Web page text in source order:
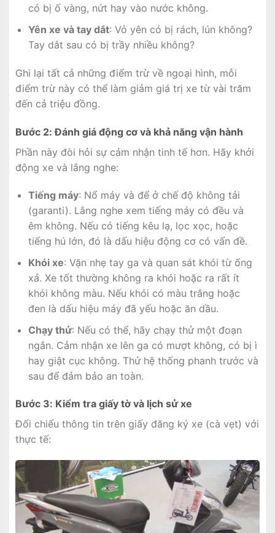
có bị ố vàng, nứt hay vào nước không.
Yên xe và tay dắt: Vỏ yên có bị rách, lún không?
Tay dắt sau có bị trầy nhiều không?
Ghi lại tất cả những điểm trừ về ngoại hình, mỗi
điểm trừ này có thể làm giảm giá trị xe từ vài trăm
đến cả triệu đồng.
Bước 2: Đánh giá động cơ và khả năng vận hành
Phần này đòi hỏi sự cảm nhận tinh tế hơn. Hãy khởi
động xe và lắng nghe:
Tiếng máy: Nổ máy và để ở chế độ không tải
(garanti). Lắng nghe xem tiếng máy có đều và
êm không. Nếu có tiếng kêu lạ, lọc xọc, hoặc
tiếng hú lớn, đó là dấu hiệu động cơ có vấn đề.
Khói xe: Vặn nhẹ tay ga và quan sát khói từ ống
xả. Xe tốt thường không ra khói hoặc ra rất ít
khói không màu. Nếu khói có màu trắng hoặc
đen là dấu hiệu máy đã yếu hoặc ăn dầu.
Chạy thử: Nếu có thể, hãy chạy thử một đoạn
ngắn. Cảm nhận xe lên ga có mượt không, có bị ì
hay giật cục không. Thử hệ thống phanh trước và
sau để đảm bảo an toàn.
Bước 3: Kiểm tra giấy tờ và lịch sử xe
Đối chiếu thông tin trên giấy đăng ký xe (cà vẹt) với
thực tế: